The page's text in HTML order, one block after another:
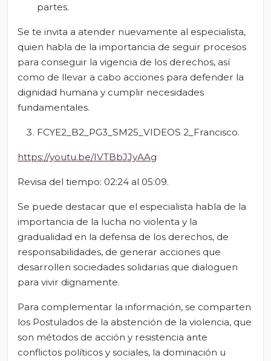
partes.
Se te invita a atender nuevamente al especialista,
quien habla de la importancia de seguir procesos
para conseguir la vigencia de los derechos, así
como de llevar a cabo acciones para defender la
dignidad humana y cumplir necesidades
fundamentales.
FCYE2_B2_PG3_SM25_VIDEOS 2_Francisco.
https://youtu.be/IVTBbJJyAAg
Revisa del tiempo: 02:24 al 05:09.
Se puede destacar que el especialista habla de la
importancia de la lucha no violenta y la
gradualidad en la defensa de los derechos, de
responsabilidades, de generar acciones que
desarrollen sociedades solidarias que dialoguen
para vivir dignamente.
Para complementar la información, se comparten
los Postulados de la abstención de la violencia, que
son métodos de acción y resistencia ante
conflictos políticos y sociales, la dominación u